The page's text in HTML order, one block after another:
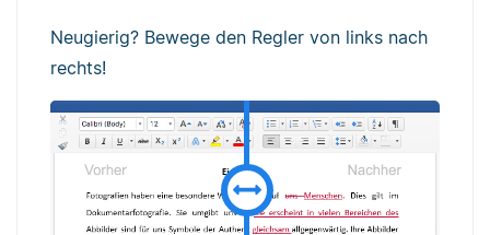
Neugierig? Bewege den Regler von links nach
rechts!